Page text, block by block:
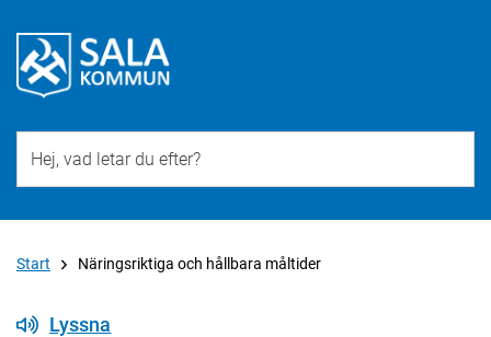
Start Näringsriktiga och hållbara måltider
Lyssna